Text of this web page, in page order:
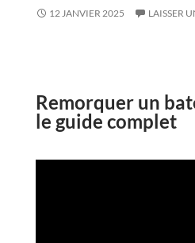
12 JANVIER 2025 LAISSER
Remorquer un
le guide complet